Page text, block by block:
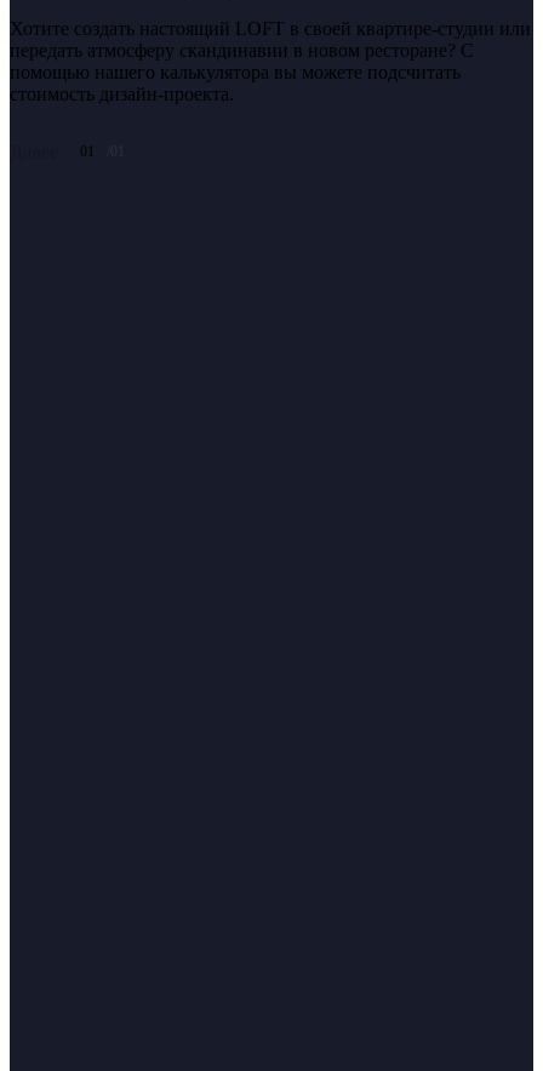
Хотите создать настоящий LOFT в своей квартире-студии или
передать атмосферу скандинавии в новом ресторане? С
помощью нашего калькулятора вы можете подсчитать
стоимость дизайн-проекта.
01